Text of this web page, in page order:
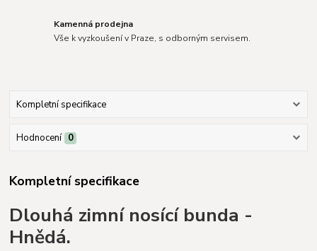
Kamenná prodejna
Vše k vyzkoušení v Praze, s odborným servisem.
Kompletní specifikace
Hodnocení 0
Kompletní specifikace
Dlouhá zimní nosící bunda -
Hnědá.